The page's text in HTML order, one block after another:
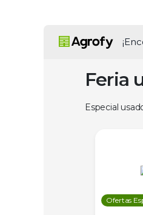
Feria
Especial
Ofertas